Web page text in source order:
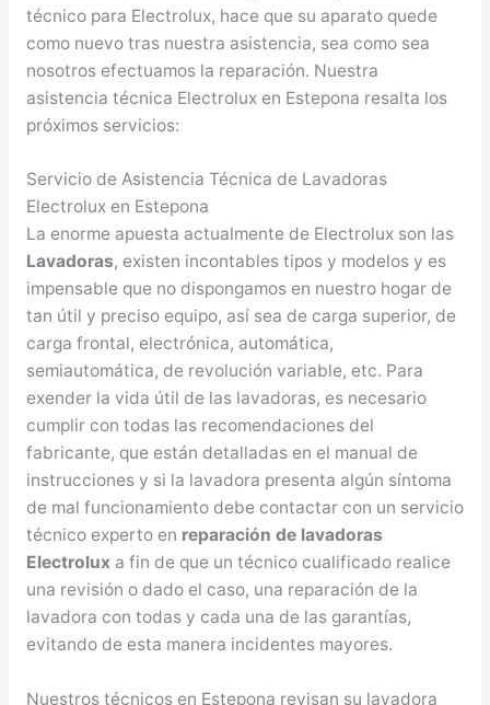
técnico para Electrolux, hace que su aparato quede
como nuevo tras nuestra asistencia, sea como sea
nosotros efectuamos la reparación. Nuestra
asistencia técnica Electrolux en Estepona resalta los
próximos servicios:
Servicio de Asistencia Técnica de Lavadoras
Electrolux en Estepona
La enorme apuesta actualmente de Electrolux son las
Lavadoras, existen incontables tipos y modelos y es
impensable que no dispongamos en nuestro hogar de
tan útil y preciso equipo, así sea de carga superior, de
carga frontal, electrónica, automática,
semiautomática, de revolución variable, etc. Para
exender la vida útil de las lavadoras, es necesario
cumplir con todas las recomendaciones del
fabricante, que están detalladas en el manual de
instrucciones y si la lavadora presenta algún síntoma
de mal funcionamiento debe contactar con un servicio
técnico experto en reparación de lavadoras
Electroluxa fin de que un técnico cualificado realice
una revisión o dado el caso, una reparación de la
lavadora con todas y cada una de las garantías,
evitando de esta manera incidentes mayores.
Nuestros técnicos en Estepona revisan su lavadora